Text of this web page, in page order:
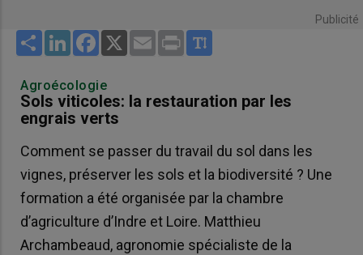
Publicité
Share LinkedInFacebook
X Email Print
Agroécologie
Sols viticoles: la restauration par les
engrais verts
Comment se passer du travail du sol dans les
vignes, préserver les sols et la biodiversité ? Une
formation a été organisée par la chambre
d’agriculture d’Indre et Loire. Matthieu
Archambeaud, agronomie spécialiste de la